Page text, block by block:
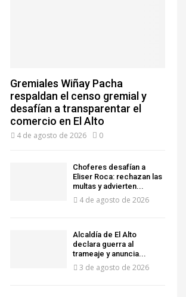
Gremiales Wiñay Pacha
respaldan el censo gremial y
desafían a transparentar el
comercio en El Alto
4 de agosto de 2026 0
Choferes desafían a
Eliser Roca: rechazan las
multas y advierten...
4 de agosto de 2026
‎Alcaldía de El Alto
declara guerra al
trameaje y anuncia...
3 de agosto de 2026